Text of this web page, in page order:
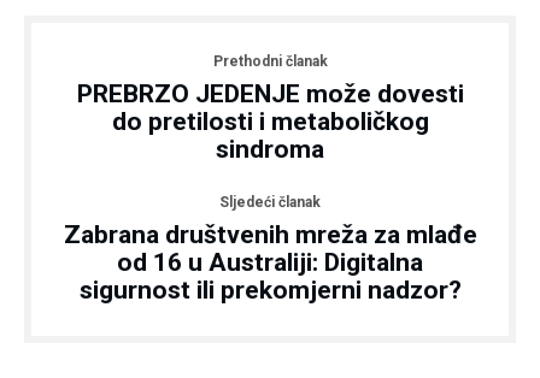
Prethodni članak
PREBRZO JEDENJE može dovesti
do pretilosti i metaboličkog
sindroma
Sljedeći članak
Zabrana društvenih mreža za mlađe
od 16 u Australiji: Digitalna
sigurnost ili prekomjerni nadzor?